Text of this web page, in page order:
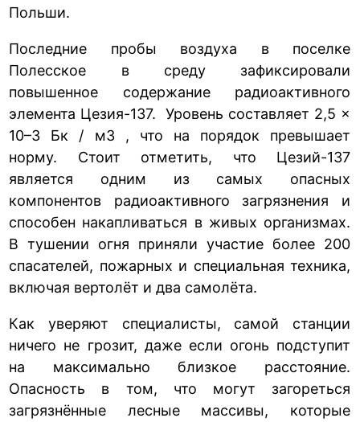
Польши.
Последние пробы воздуха в поселке
Полесское в среду зафиксировали
повышенное содержание радиоактивного
элемента Цезия-137. Уровень составляет 2,5 ×
10–3 Бк / м3 , что на порядок превышает
норму. Стоит отметить, что Цезий-137
является одним из самых опасных
компонентов радиоактивного загрязнения и
способен накапливаться в живых организмах.
В тушении огня приняли участие более 200
спасателей, пожарных и специальная техника,
включая вертолёт и два самолёта.
Как уверяют специалисты, самой станции
ничего не грозит, даже если огонь подступит
на максимально близкое расстояние.
Опасность в том, что могут загореться
загрязнённые лесные массивы, которые